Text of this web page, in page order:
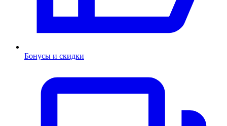
Бонусы и скидки